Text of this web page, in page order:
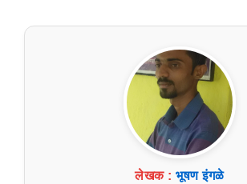
लेखक : भूषण इंगळे